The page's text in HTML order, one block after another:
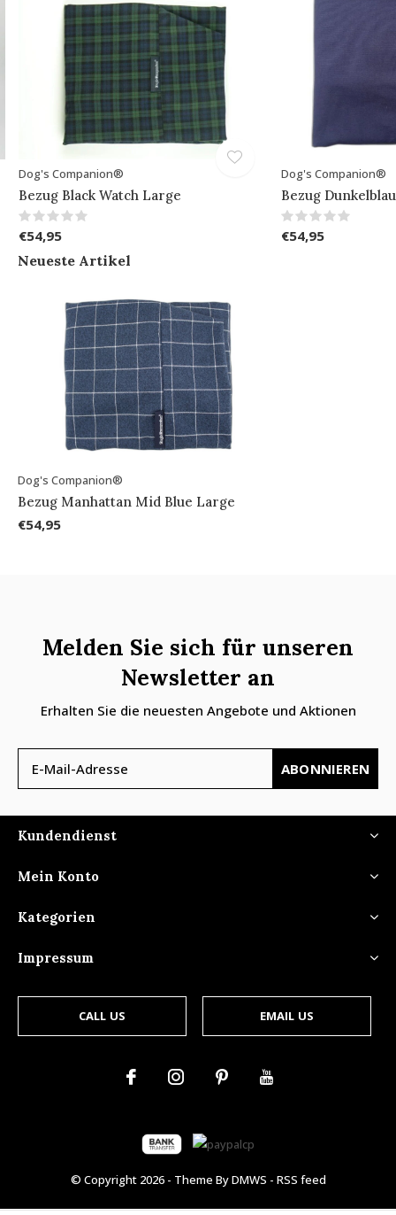
Dog's Companion®
Bezug Black Watch Large
€54,95
Dog's Companion®
Bezug
€54,95
Neueste Artikel
Dog's Companion®
Bezug Manhattan Mid Blue Large
€54,95
Melden Sie sich für unseren
Newsletter an
Erhalten Sie die neuesten Angebote und Aktionen
ABONNIEREN
Kundendienst
Mein Konto
Kategorien
Impressum
CALL US EMAIL US
© Copyright 2026- Theme ByDMWS - RSS feed